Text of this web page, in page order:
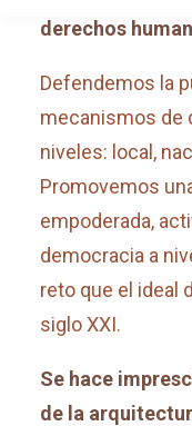
derechos
Defendemos la
mecanismos de
niveles: local,
Promovemos
empoderada,
democracia a
reto que el ideal
siglo XXI.
Se hace
de la